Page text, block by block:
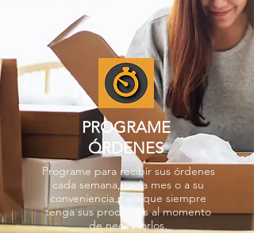
PROGRAME
ÓRDENES
Programe para recibir sus órdenes
cada semana, cada mes o a su
conveniencia para que siempre
tenga sus productos al momento
de necesitarlos.